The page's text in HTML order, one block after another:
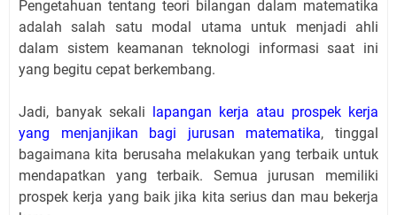
Pengetahuan tentang teori bilangan dalam matematika
adalah salah satu modal utama untuk menjadi ahli
dalam sistem keamanan teknologi informasi saat ini
yang begitu cepat berkembang.
Jadi, banyak sekali lapangan kerja atau prospek kerja
yang menjanjikan bagi jurusan matematika, tinggal
bagaimana kita berusaha melakukan yang terbaik untuk
mendapatkan yang terbaik. Semua jurusan memiliki
prospek kerja yang baik jika kita serius dan mau bekerja